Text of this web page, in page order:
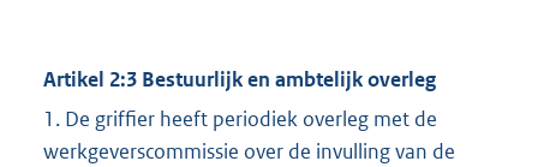
Artikel 2:3 Bestuurlijk en ambtelijk overleg
1. De griffier heeft periodiek overleg met de
werkgeverscommissie over de invulling van de